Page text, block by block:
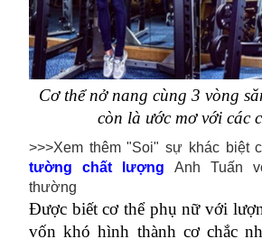
Cơ thể nở nang cùng 3 vòng
còn là ước mơ với các
>>>Xem thêm "Soi" sự khác biệt
tường chất lượng Anh Tuấn
thường
Được biết cơ thể phụ nữ với
vốn khó hình thành cơ chắc